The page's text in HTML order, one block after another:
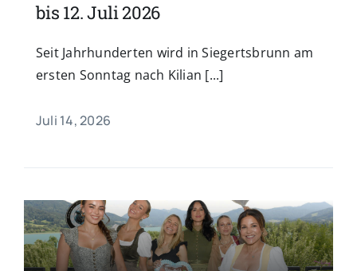
bis 12. Juli 2026
Seit Jahrhunderten wird in Siegertsbrunn am
ersten Sonntag nach Kilian [...]
Juli 14, 2026